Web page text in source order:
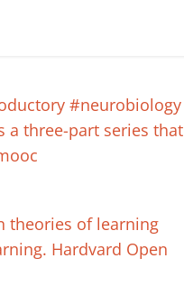
#neurobiology
a three-part series that
theories of learning
Hardvard Open